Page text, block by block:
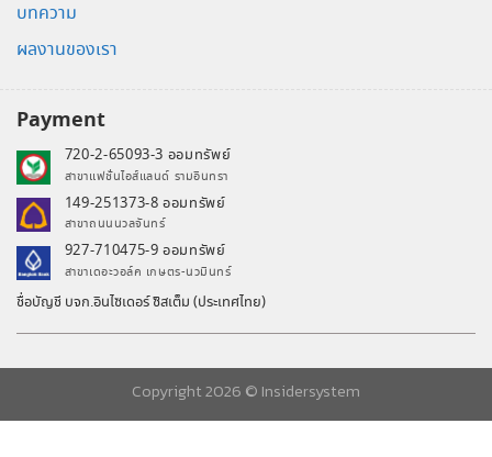
บทความ
ผลงานของเรา
Payment
720-2-65093-3 ออมทรัพย์
สาขาแฟชั่นไอส์แลนด์ รามอินทรา
149-251373-8 ออมทรัพย์
สาขาถนนนวลจันทร์
927-710475-9 ออมทรัพย์
สาขาเดอะวอล์ค เกษตร-นวมินทร์
ชื่อบัญชี บจก.อินไซเดอร์ ซิสเต็ม (ประเทศไทย)
Copyright 2026 © Insidersystem